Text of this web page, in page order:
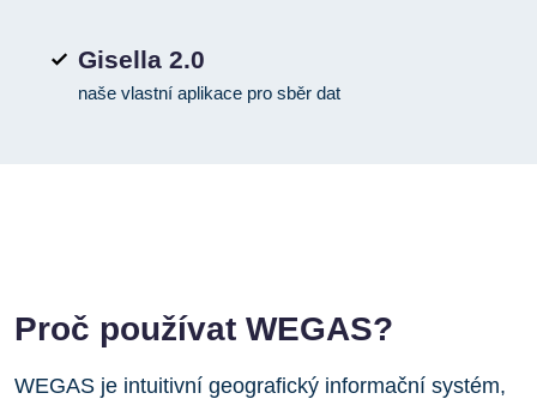
Gisella 2.0
naše vlastní aplikace pro sběr dat
Proč používat WEGAS?
WEGAS je intuitivní geografický informační systém,